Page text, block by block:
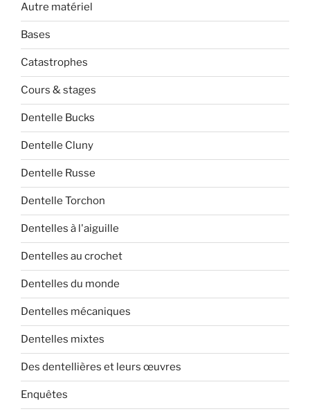
Autre matériel
Bases
Catastrophes
Cours & stages
Dentelle Bucks
Dentelle Cluny
Dentelle Russe
Dentelle Torchon
Dentelles à l'aiguille
Dentelles au crochet
Dentelles du monde
Dentelles mécaniques
Dentelles mixtes
Des dentellières et leurs œuvres
Enquêtes